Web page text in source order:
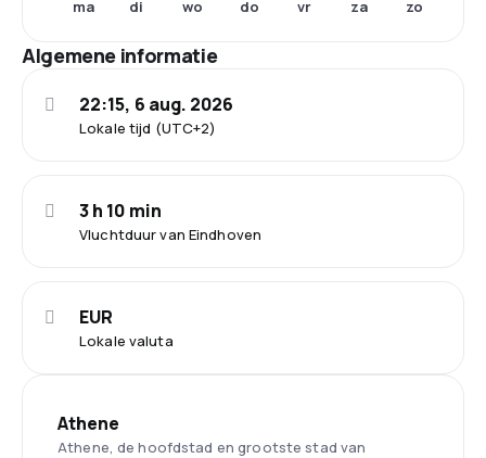
ma di wo do vr za zo
Algemene informatie
Lokale tijd (UTC+2)
22:15, 6 aug. 2026
Vluchtduur van Eindhoven
3 h 10 min
Lokale valuta
EUR
Athene
Athene, de hoofdstad en grootste stad van